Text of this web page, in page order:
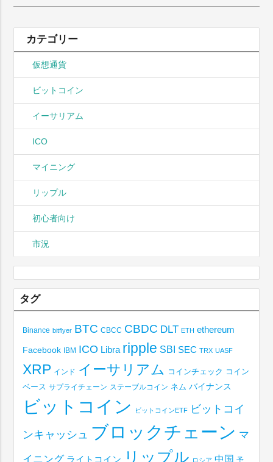
索:
カテゴリー
仮想通貨
ビットコイン
イーサリアム
ICO
マイニング
リップル
初心者向け
市況
タグ
Binance bitflyer BTC CBCC CBDC DLT ETH ethereum
Facebook IBM ICO Libra ripple SBI SEC TRX UASF
XRP インド イーサリアム コインチェック コイン
ベース サプライチェーン ステーブルコイン ネム バイナンス
ビットコイン ビットコインETF ビットコイ
ンキャッシュ ブロックチェーン マ
イニング ライトコイン リップル ロシア 中国 予